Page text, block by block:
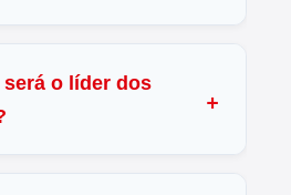
o líder dos